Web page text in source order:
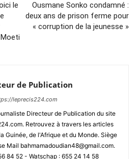
le
Ousmane Sonko condamné :
deux ans de prison ferme pour
« corruption de la jeunesse »
de Publication
leprecis224.com
Directeur de Publication du site
Retrouvez à travers les articles
Guinée, de l'Afrique et du Monde. Siège
Mail bahmamadoudian48@gmail.com.
84 52 - Watschap : 655 24 14 58